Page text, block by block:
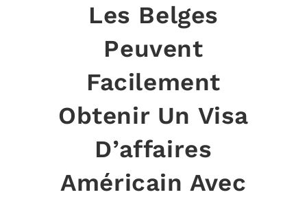
Les Belges
Peuvent
Facilement
Obtenir Un Visa
D’affaires
Américain Avec